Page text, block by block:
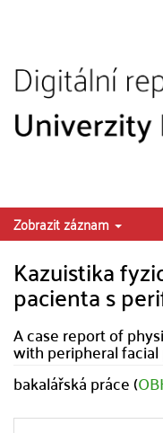
Zobrazit záznam
Kazuistika
pacienta s
A case report of
with peripheral facial
bakalářská práce (